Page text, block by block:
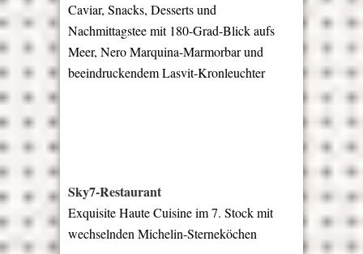
Caviar, Snacks, Desserts und
Nachmittagstee mit 180-Grad-Blick aufs
Meer, Nero Marquina-Marmorbar und
beeindruckendem Lasvit-Kronleuchter
Sky7-Restaurant
Exquisite Haute Cuisine im 7. Stock mit
wechselnden Michelin-Sterneköchen